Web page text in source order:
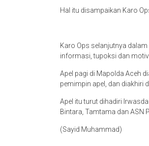
Hal itu disampaikan Karo
Karo Ops selanjutnya
informasi, tupoksi dan
Apel pagi di Mapolda Aceh
pemimpin apel, dan diakhiri
Apel itu turut dihadiri Irwasda
Bintara, Tamtama dan ASN
(Sayid Muhammad)